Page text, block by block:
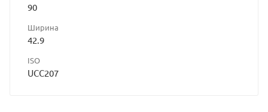
90
Ширина
42.9
ISO
UCC207